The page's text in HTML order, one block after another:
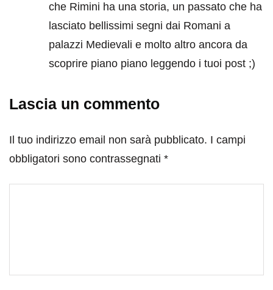
che Rimini ha una storia, un passato che ha
lasciato bellissimi segni dai Romani a
palazzi Medievali e molto altro ancora da
scoprire piano piano leggendo i tuoi post ;)
Lascia un commento
Il tuo indirizzo email non sarà pubblicato. I campi
obbligatori sono contrassegnati *